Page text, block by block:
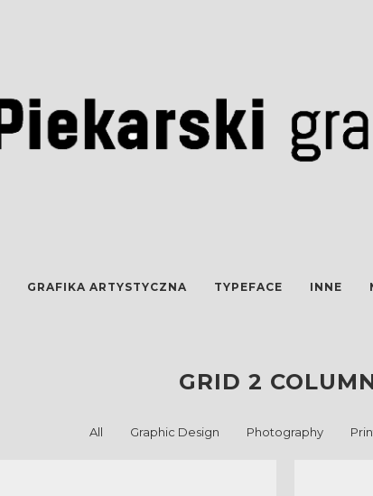
GRAFIKA ARTYSTYCZNA TYPEFACE INNE
GRID 2
All Graphic Design Photography